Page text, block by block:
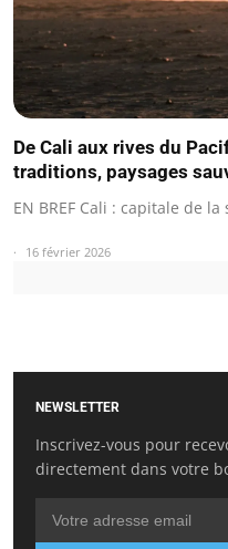
De Cali aux rives du
traditions, paysages
EN BREF Cali : capitale de
16 février 2026
NEWSLETTER
Inscrivez-vous pour
directement dans votre